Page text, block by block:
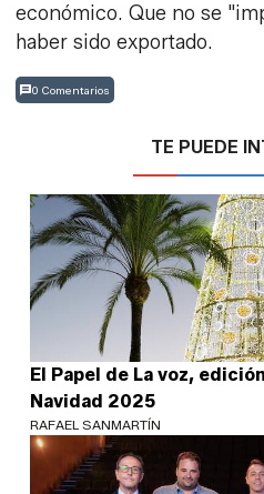
económico. Que no se
haber sido exportado.
0 Comentarios
TE PUEDE
El Papel de La voz,
Navidad 2025
RAFAEL SANMARTÍN